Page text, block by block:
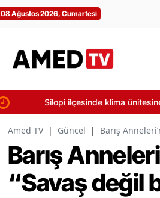
08 Ağustos 2026, Cumartesi
Silopi ilçesinde klima ünitesine
Amed TV | Güncel | Barış
Barış
“Savaş değil